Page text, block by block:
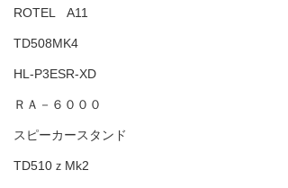
ROTEL A11
TD508MK4
HL-P3ESR-XD
ＲＡ－６０００
スピーカースタンド
TD510ｚMk2